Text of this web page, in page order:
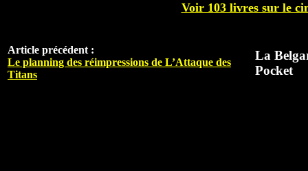
Voir 103 livres sur le
Article précédent :
Le planning des réimpressions de L’Attaque des
Titans
La
Pocket